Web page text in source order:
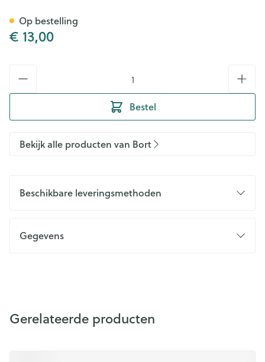
€ 13,00
Bestel
Op bestelling
Bekijk alle producten van Bort
Beschikbare leveringsmethoden
Gegevens
Gerelateerde producten